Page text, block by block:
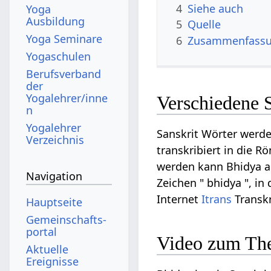
4 Siehe auch
5 Quelle
6
Verschiedene
Sanskrit Wörter
transkribiert in die
werden kann Bhidya
Zeichen " bhidya ", in
InternetItrans
Video zum
Yoga
Ausbildung
Yoga Seminare
Yogaschulen
Berufsverband
der
Yogalehrer/inne
n
Yogalehrer
Verzeichnis
Navigation
Hauptseite
Gemeinschafts­
portal
Aktuelle
Ereignisse